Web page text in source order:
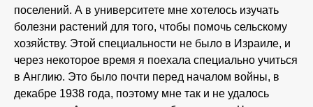
поселений. А в университете мне хотелось изучать
болезни растений для того, чтобы помочь сельскому
хозяйству. Этой специальности не было в Израиле, и
через некоторое время я поехала специально учиться
в Англию. Это было почти перед началом войны, в
декабре 1938 года, поэтому мне так и не удалось